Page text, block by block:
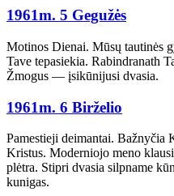
1961m. 5 Gegužės
Motinos Dienai. Mūsų tautinės
Tave tepasiekia. Rabindranath
Žmogus — įsikūnijusi dvasia.
1961m. 6 Birželio
Pamestieji deimantai. Bažnyčia
Kristus. Moderniojo meno
plėtra. Stipri dvasia silpname
kunigas.